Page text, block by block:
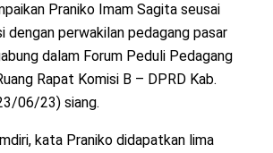
Praniko Imam Sagita seusai
dengan perwakilan pedagang pasar
dalam Forum Peduli Pedagang
Rapat Komisi B – DPRD Kab.
06/23) siang.
kata Praniko didapatkan lima